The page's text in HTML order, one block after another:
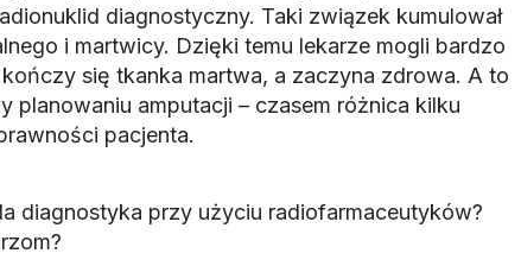
diagnostyczny. Taki związek kumulował
i martwicy. Dzięki temu lekarze mogli bardzo
się tkanka martwa, a zaczyna zdrowa. A to
planowaniu amputacji – czasem różnica kilku
pacjenta.
diagnostyka przy użyciu radiofarmaceutyków?